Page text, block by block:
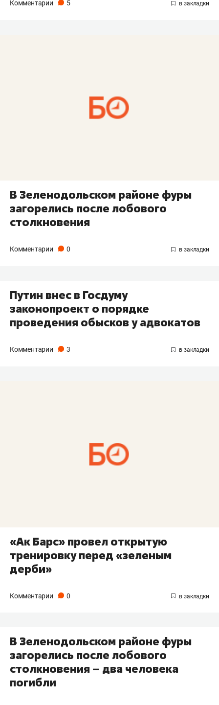
Комментарии 5
В Зеленодольском районе фуры
загорелись после лобового
столкновения
Комментарии 0
​Путин внес в Госдуму
законопроект о порядке
проведения обысков у адвокатов
Комментарии 3
«Ак Барс» провел открытую
тренировку перед «зеленым
дерби»
Комментарии 0
​В Зеленодольском районе фуры
загорелись после лобового
столкновения – два человека
погибли